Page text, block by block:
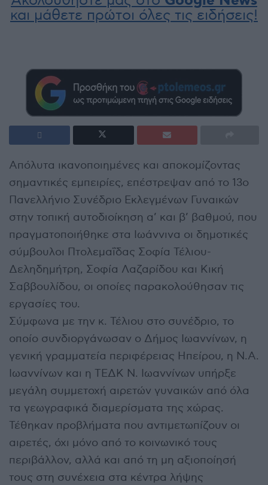
και μάθετε πρώτοι όλες τις ειδήσεις!
Απόλυτα ικανοποιημένες και αποκομίζοντας
σημαντικές εμπειρίες, επέστρεψαν από το 13ο
Πανελλήνιο Συνέδριο Εκλεγμένων Γυναικών
στην τοπική αυτοδιοίκηση α’ και β’ βαθμού, που
πραγματοποιήθηκε στα Ιωάννινα οι δημοτικές
σύμβουλοι Πτολεμαΐδας Σοφία Τέλιου-
Δεληδημήτρη, Σοφία Λαζαρίδου και Κική
Σαββουλίδου, οι οποίες παρακολούθησαν τις
εργασίες του.
Σύμφωνα με την κ. Τέλιου στο συνέδριο, το
οποίο συνδιοργάνωσαν ο Δήμος Ιωαννίνων, η
γενική γραμματεία περιφέρειας Ηπείρου, η Ν.Α.
Ιωαννίνων και η ΤΕΔΚ Ν. Ιωαννίνων υπήρξε
μεγάλη συμμετοχή αιρετών γυναικών από όλα
τα γεωγραφικά διαμερίσματα της χώρας.
Τέθηκαν προβλήματα που αντιμετωπίζουν οι
αιρετές, όχι μόνο από το κοινωνικό τους
περιβάλλον, αλλά και από τη μη αξιοποίησή
τους στη συνέχεια στα κέντρα λήψης